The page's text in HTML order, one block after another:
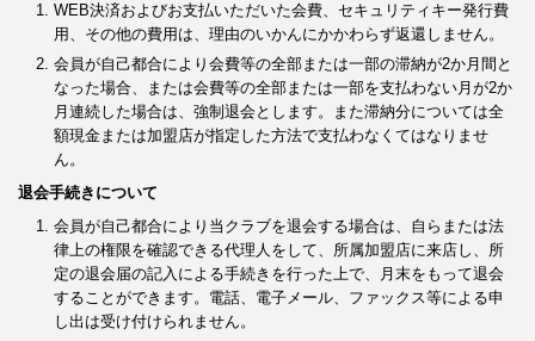
WEB決済およびお支払いただいた会費、セキュリティキー発行費
用、その他の費用は、理由のいかんにかかわらず返還しません。
会員が自己都合により会費等の全部または一部の滞納が2か月間と
なった場合、または会費等の全部または一部を支払わない月が2か
月連続した場合は、強制退会とします。また滞納分については全
額現金または加盟店が指定した方法で支払わなくてはなりませ
ん。
退会手続きについて
会員が自己都合により当クラブを退会する場合は、自らまたは法
律上の権限を確認できる代理人をして、所属加盟店に来店し、所
定の退会届の記入による手続きを行った上で、月末をもって退会
することができます。電話、電子メール、ファックス等による申
し出は受け付けられません。